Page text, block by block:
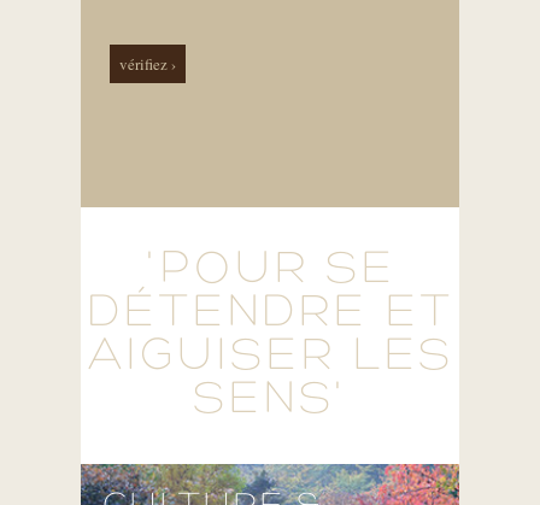
vérifiez ›
'POUR SE
DÉTENDRE ET
AIGUISER LES
SENS'